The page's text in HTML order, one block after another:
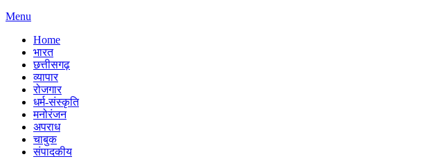
Menu
Home
भारत
छत्तीसगढ़
व्यापार
रोजगार
धर्म-संस्कृति
मनोरंजन
अपराध
चाबुक
संपादकीय